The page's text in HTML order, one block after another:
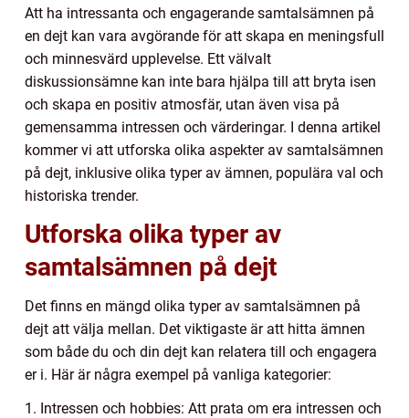
Att ha intressanta och engagerande samtalsämnen på
en dejt kan vara avgörande för att skapa en meningsfull
och minnesvärd upplevelse. Ett välvalt
diskussionsämne kan inte bara hjälpa till att bryta isen
och skapa en positiv atmosfär, utan även visa på
gemensamma intressen och värderingar. I denna artikel
kommer vi att utforska olika aspekter av samtalsämnen
på dejt, inklusive olika typer av ämnen, populära val och
historiska trender.
Utforska olika typer av
samtalsämnen på dejt
Det finns en mängd olika typer av samtalsämnen på
dejt att välja mellan. Det viktigaste är att hitta ämnen
som både du och din dejt kan relatera till och engagera
er i. Här är några exempel på vanliga kategorier:
1. Intressen och hobbies: Att prata om era intressen och